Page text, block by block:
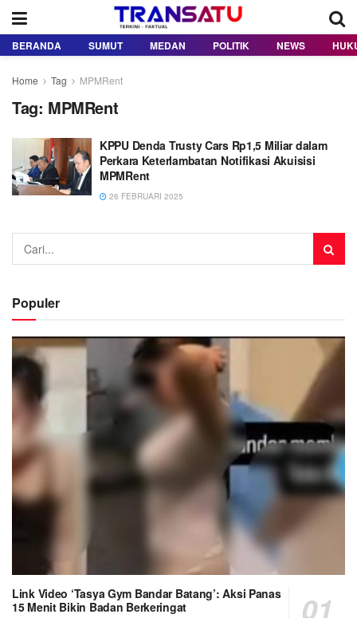
BERANDA SUMUT MEDAN POLITIK NEWS
Home Tag MPMRent
Tag: MPMRent
KPPU Denda Trusty Cars Rp1,5 Miliar dalam
Perkara Keterlambatan Notifikasi Akuisisi
MPMRent
26 FEBRUARI 2025
Populer
Link Video ‘Tasya Gym Bandar Batang’: Aksi Panas
15 Menit Bikin Badan Berkeringat